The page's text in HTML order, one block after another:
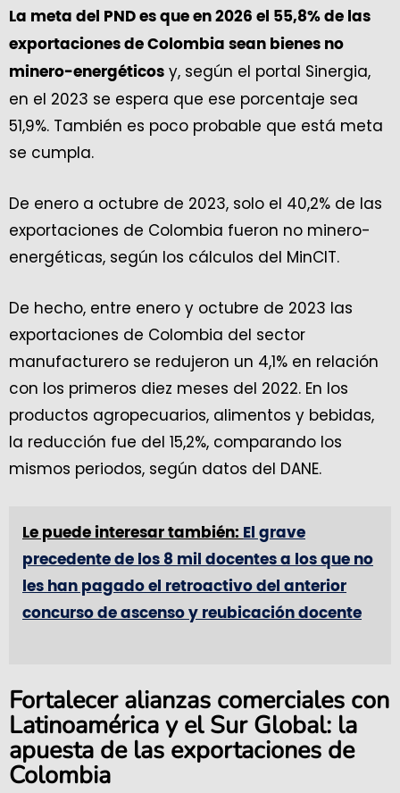
La meta del PND es que en 2026 el 55,8% de las
exportaciones de Colombia sean bienes no
minero-energéticos y, según el portal Sinergia,
en el 2023 se espera que ese porcentaje sea
51,9%. También es poco probable que está meta
se cumpla.
De enero a octubre de 2023, solo el 40,2% de las
exportaciones de Colombia fueron no minero-
energéticas, según los cálculos del MinCIT.
De hecho, entre enero y octubre de 2023 las
exportaciones de Colombia del sector
manufacturero se redujeron un 4,1% en relación
con los primeros diez meses del 2022. En los
productos agropecuarios, alimentos y bebidas,
la reducción fue del 15,2%, comparando los
mismos periodos, según datos del DANE.
Le puede interesar también: El grave
precedente de los 8 mil docentes a los que no
les han pagado el retroactivo del anterior
concurso de ascenso y reubicación docente
Fortalecer alianzas comerciales con
Latinoamérica y el Sur Global: la
apuesta de las exportaciones de
Colombia